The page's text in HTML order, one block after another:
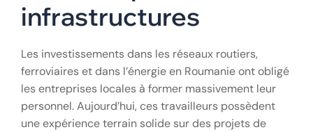
infrastructures
Les investissements dans les réseaux routiers,
ferroviaires et dans l’énergie en Roumanie ont obligé
les entreprises locales à former massivement leur
personnel. Aujourd’hui, ces travailleurs possèdent
une expérience terrain solide sur des projets de